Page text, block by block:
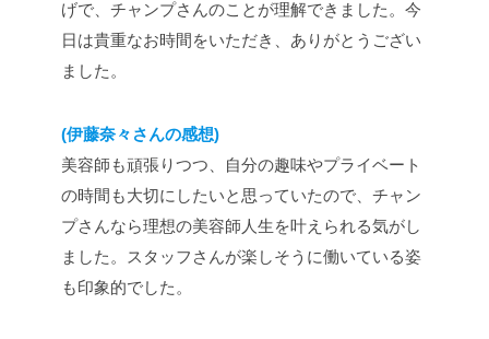
げで、チャンプさんのことが理解できました。今
日は貴重なお時間をいただき、ありがとうござい
ました。
(伊藤奈々さんの感想)
美容師も頑張りつつ、自分の趣味やプライベート
の時間も大切にしたいと思っていたので、チャン
プさんなら理想の美容師人生を叶えられる気がし
ました。スタッフさんが楽しそうに働いている姿
も印象的でした。